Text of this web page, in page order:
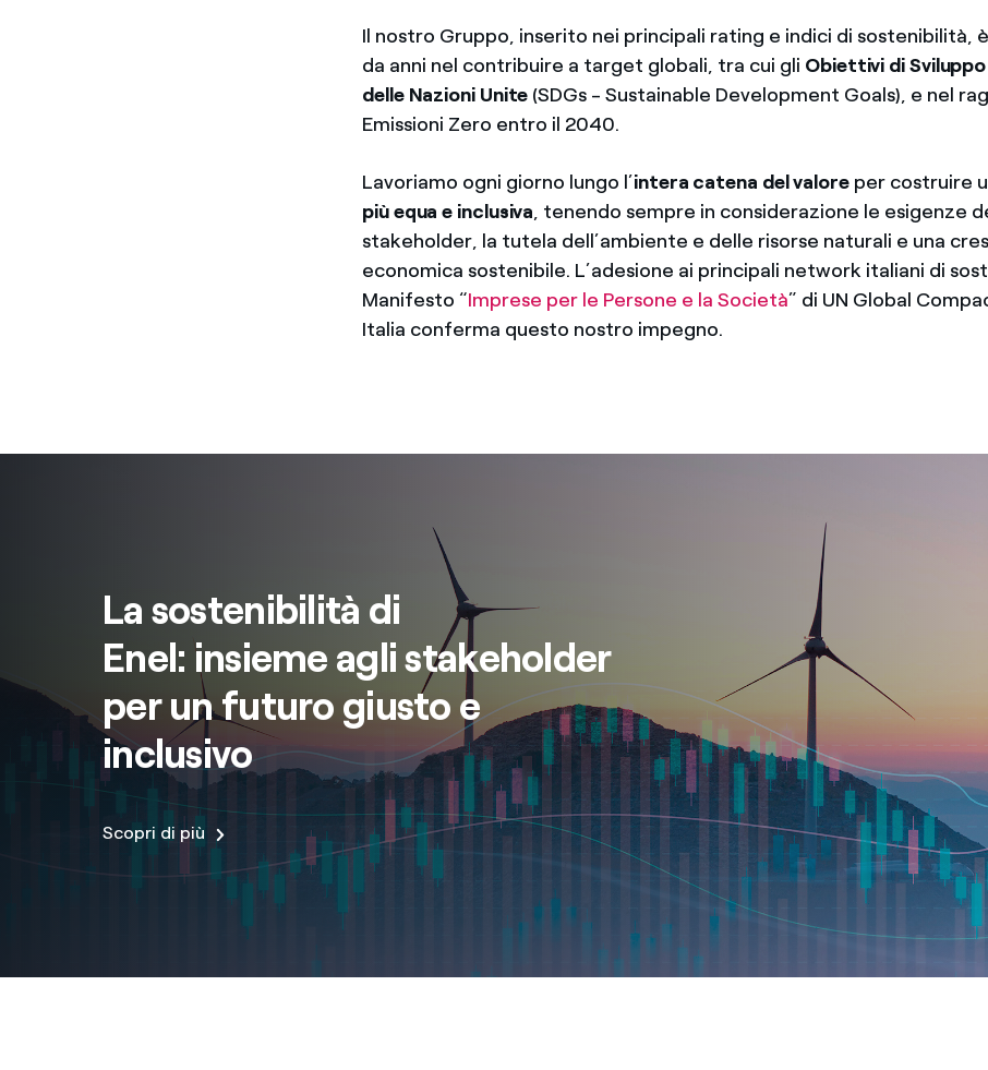
Il nostro Gruppo, inserito nei principali rating e indici di sostenibilità,
da anni nel contribuire a target globali, tra cui gli Obiettivi di
delle Nazioni Unite (SDGs - Sustainable Development Goals), e nel
Emissioni Zero entro il 2040.
Lavoriamo ogni giorno lungo l’intera catena del valoreper costruire
più equa e inclusiva, tenendo sempre in considerazione le esigenze
stakeholder, la tutela dell’ambiente e delle risorse naturali e una
economica sostenibile. L’adesione ai principali network italiani di
Manifesto “Imprese per le Persone e la Società” di UN Global
Italia conferma questo nostro impegno.
La sostenibilità di
Enel: insieme agli stakeholder
per un futuro giusto e
inclusivo
Scopri di più